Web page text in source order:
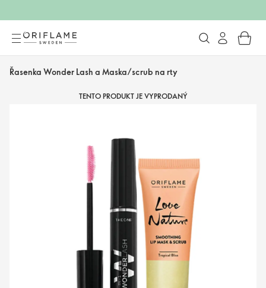
Řasenka Wonder Lash a Maska/scrub na rty
TENTO PRODUKT JE VYPRODANÝ